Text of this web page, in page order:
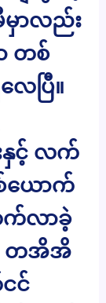
ာလည်း
တစ်
ေပြီ။
နှင့် လက်
ယောက်
က်လာခဲ့
တအိအိ
င်